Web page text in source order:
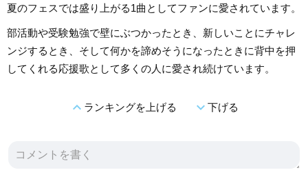
夏のフェスでは盛り上がる1曲としてファンに愛されています。
部活動や受験勉強で壁にぶつかったとき、新しいことにチャレ
ンジするとき、そして何かを諦めそうになったときに背中を押
してくれる応援歌として多くの人に愛され続けています。
expand_lessランキングを上げる expand_more下げる